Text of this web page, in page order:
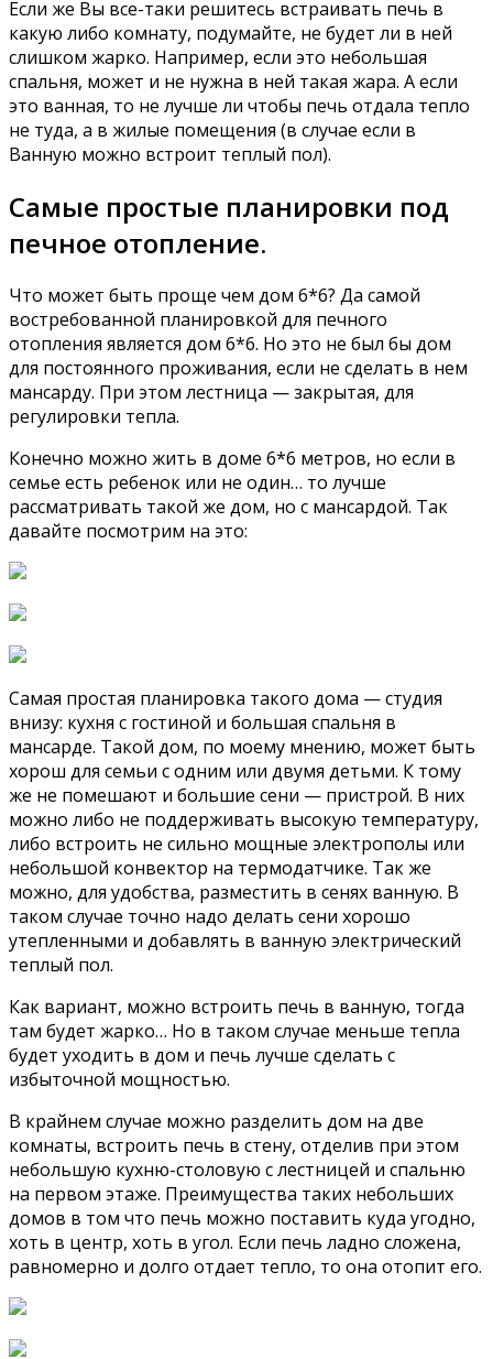
Если же Вы все-таки решитесь встраивать печь в
какую либо комнату, подумайте, не будет ли в ней
слишком жарко. Например, если это небольшая
спальня, может и не нужна в ней такая жара. А если
это ванная, то не лучше ли чтобы печь отдала тепло
не туда, а в жилые помещения (в случае если в
Ванную можно встроит теплый пол).
Самые простые планировки под
печное отопление.
Что может быть проще чем дом 6*6? Да самой
востребованной планировкой для печного
отопления является дом 6*6. Но это не был бы дом
для постоянного проживания, если не сделать в нем
мансарду. При этом лестница — закрытая, для
регулировки тепла.
Конечно можно жить в доме 6*6 метров, но если в
семье есть ребенок или не один… то лучше
рассматривать такой же дом, но с мансардой. Так
давайте посмотрим на это:
Самая простая планировка такого дома — студия
внизу: кухня с гостиной и большая спальня в
мансарде. Такой дом, по моему мнению, может быть
хорош для семьи с одним или двумя детьми. К тому
же не помешают и большие сени — пристрой. В них
можно либо не поддерживать высокую температуру,
либо встроить не сильно мощные электрополы или
небольшой конвектор на термодатчике. Так же
можно, для удобства, разместить в сенях ванную. В
таком случае точно надо делать сени хорошо
утепленными и добавлять в ванную электрический
теплый пол.
Как вариант, можно встроить печь в ванную, тогда
там будет жарко… Но в таком случае меньше тепла
будет уходить в дом и печь лучше сделать с
избыточной мощностью.
В крайнем случае можно разделить дом на две
комнаты, встроить печь в стену, отделив при этом
небольшую кухню-столовую с лестницей и спальню
на первом этаже. Преимущества таких небольших
домов в том что печь можно поставить куда угодно,
хоть в центр, хоть в угол. Если печь ладно сложена,
равномерно и долго отдает тепло, то она отопит его.